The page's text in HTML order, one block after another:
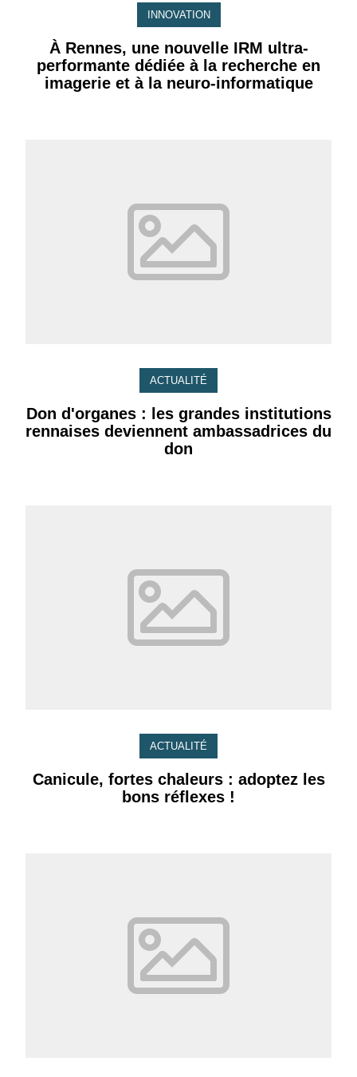
INNOVATION
À Rennes, une nouvelle IRM ultra-
performante dédiée à la recherche en
imagerie et à la neuro-informatique
ACTUALITÉ
Don d'organes : les grandes institutions
rennaises deviennent ambassadrices du
don
ACTUALITÉ
Canicule, fortes chaleurs : adoptez les
bons réflexes !